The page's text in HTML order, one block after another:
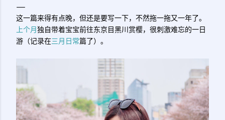
这一篇来得有点晚，但还是要写一下，不然拖一拖又一年了。
上个月独自带着宝宝前往东京目黑川赏樱，很刺激难忘的一日
游（记录在三月日常篇了）。